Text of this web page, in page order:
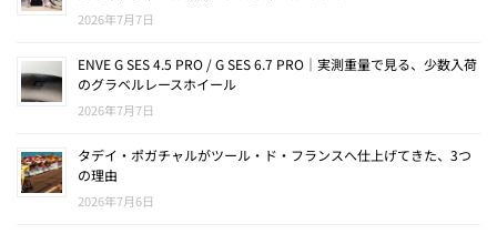
2026年7月7日
ENVE G SES 4.5 PRO / G SES 6.7 PRO｜実測重量で見る、少数入荷
のグラベルレースホイール
2026年7月7日
タデイ・ポガチャルがツール・ド・フランスへ仕上げてきた、3つ
の理由
2026年7月6日